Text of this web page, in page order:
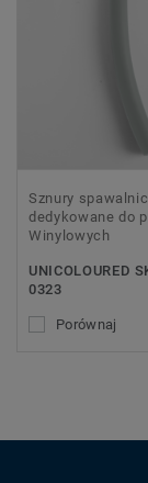
Sznury
dedykowane do
Winylowych
UNICOLOURED
0323
Porównaj